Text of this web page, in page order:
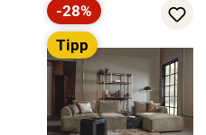
Rabatt
-28%
Tipp